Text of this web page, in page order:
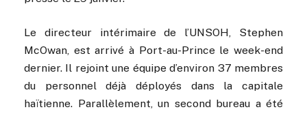
Le directeur intérimaire de l’UNSOH, Stephen
McOwan, est arrivé à Port-au-Prince le week-end
dernier. Il rejoint une équipe d’environ 37 membres
du personnel déjà déployés dans la capitale
haïtienne. Parallèlement, un second bureau a été